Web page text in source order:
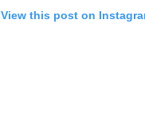
View this post on